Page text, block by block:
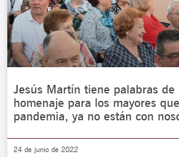
Jesús Martín tiene palabras de
homenaje para los mayores
pandemia, ya no están con
24 de junio de 2022